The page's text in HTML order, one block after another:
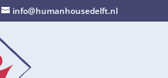
info@humanhousedelft.nl